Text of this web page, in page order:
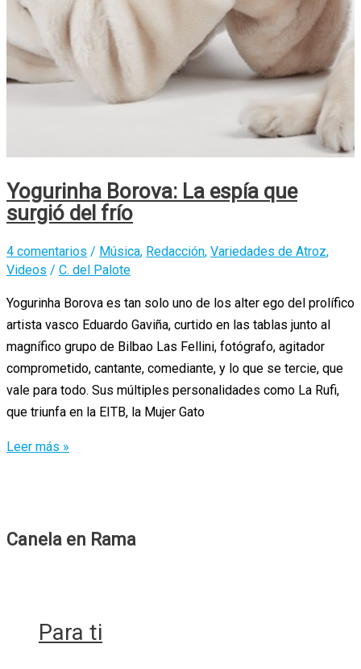
Yogurinha Borova: La espía que
surgió del frío
4 comentarios / Música, Redacción, Variedades de Atroz,
Videos / C. del Palote
Yogurinha Borova es tan solo uno de los alter ego del prolífico
artista vasco Eduardo Gaviña, curtido en las tablas junto al
magnífico grupo de Bilbao Las Fellini, fotógrafo, agitador
comprometido, cantante, comediante, y lo que se tercie, que
vale para todo. Sus múltiples personalidades como La Rufi,
que triunfa en la EITB, la Mujer Gato
Yogurinha
que
Leer más »
Canela en Rama
Para ti